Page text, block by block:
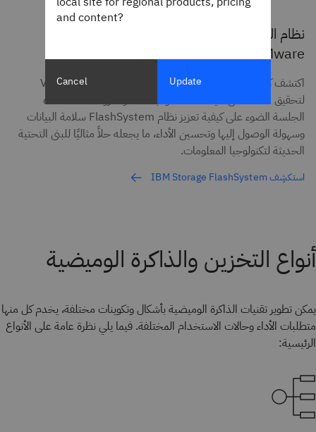
VMware من حيث التكلفة والبساطة والمرونة
اكتشف كيف يحسن نظام IBM FlashSystem بيئات VMware
لتحقيق الكفاءة من حيث التكلفة والبساطة والمرونة. تسلط هذه
الجلسة الضوء على كيفية تعزيز نظام FlashSystem سلامة البيانات
وسهولة الوصول إليها وتحسين الأداء، ما يجعله حلاً مثاليًا للبنى التحتية
الحديثة لتكنولوجيا المعلومات.
استكشِف IBM Storage FlashSystem
أنواع التخزين والذاكرة الوميضية
يمكن تطوير تقنيات الذاكرة الوميضية بأشكال وتكوينات مختلفة، يخدم كل منها
متطلبات الأداء وحالات الاستخدام المختلفة. فيما يلي نظرة عامة على الأنواع
الرئيسية:
and content?
Cancel Update